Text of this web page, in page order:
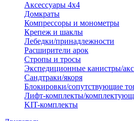
Аксессуары 4х4
Домкраты
Компрессоры и монометры
Крепеж и шаклы
Лебедки/принадлежности
Расширители арок
Стропы и тросы
Экспедиционные канистры/
Сандтраки/якоря
Блокировки/сопутствующие
Лифт-комплекты/
KIT-комплекты